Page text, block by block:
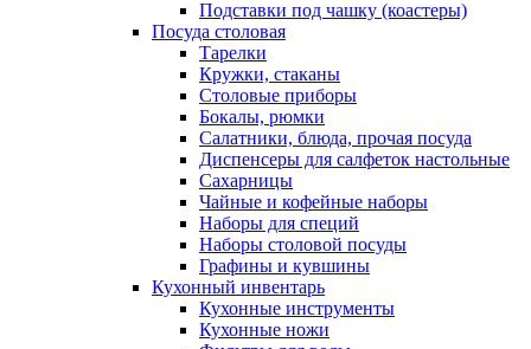
Подставки под чашку (коастеры)
Посуда столовая
Тарелки
Кружки, стаканы
Столовые приборы
Бокалы, рюмки
Салатники, блюда, прочая посуда
Диспенсеры для салфеток настольные
Сахарницы
Чайные и кофейные наборы
Наборы для специй
Наборы столовой посуды
Графины и кувшины
Кухонный инвентарь
Кухонные инструменты
Кухонные ножи